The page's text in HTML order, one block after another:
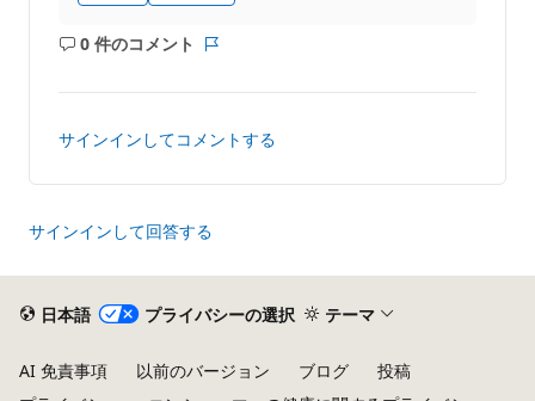
0 件のコメント
コ
ト
あ
ま
ん
ト
サインインしてコメントする
サインインして回答する
日本語 プライバシーの選択 テーマ
AI 免責事項 以前のバージョン ブログ
投稿